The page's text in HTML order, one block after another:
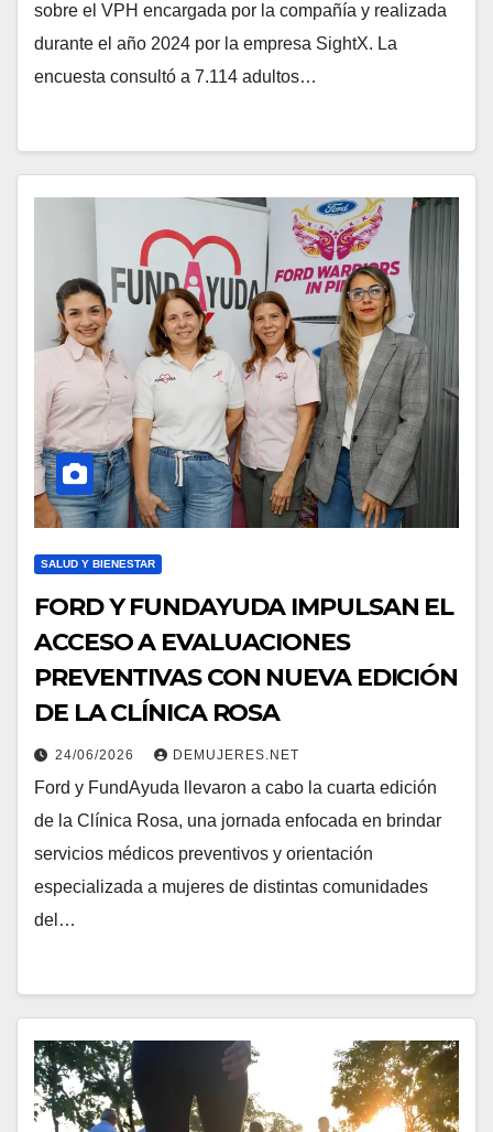
sobre el VPH encargada por la compañía y realizada
durante el año 2024 por la empresa SightX. La
encuesta consultó a 7.114 adultos…
SALUD Y BIENESTAR
FORD Y FUNDAYUDA IMPULSAN EL
ACCESO A EVALUACIONES
PREVENTIVAS CON NUEVA EDICIÓN
DE LA CLÍNICA ROSA
24/06/2026 DEMUJERES.NET
Ford y FundAyuda llevaron a cabo la cuarta edición
de la Clínica Rosa, una jornada enfocada en brindar
servicios médicos preventivos y orientación
especializada a mujeres de distintas comunidades
del…